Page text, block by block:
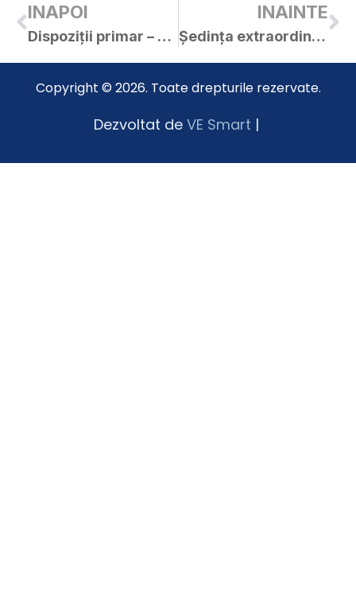
INAPOI
Dispoziții primar – 2025
INAINTE
Ședința extraordinară convocată de îndată a C.L. Curtici din 09.01.2025
Copyright © 2026. Toate drepturile rezervate.
Dezvoltat de VE Smart |